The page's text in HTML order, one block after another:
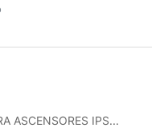
ASCENSORES IPS...